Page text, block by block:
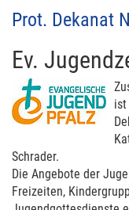
Prot. Dekanat
Ev.
ist
Schrader.
Die Angebote der
Freizeiten,